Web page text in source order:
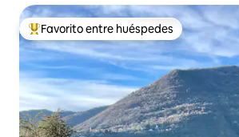
Favorito entre huéspedes preferido
Favorito entre huéspedes